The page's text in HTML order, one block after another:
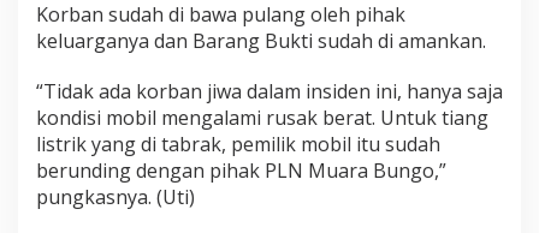
Korban sudah di bawa pulang oleh pihak
keluarganya dan Barang Bukti sudah di amankan.
“Tidak ada korban jiwa dalam insiden ini, hanya saja
kondisi mobil mengalami rusak berat. Untuk tiang
listrik yang di tabrak, pemilik mobil itu sudah
berunding dengan pihak PLN Muara Bungo,”
pungkasnya. (Uti)